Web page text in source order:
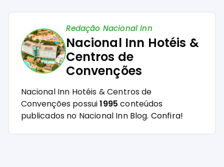
Redação Nacional Inn
Nacional Inn Hotéis &
Centros de
Convenções
Nacional Inn Hotéis & Centros de
Convenções possui1995 conteúdos
publicados no Nacional Inn Blog. Confira!